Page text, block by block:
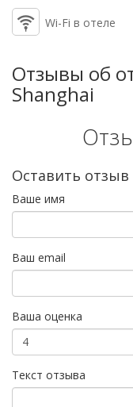
Wi-Fi в отеле
Отзывы об
Shanghai
Оставить отзыв
Ваше имя
Ваш email
Ваша оценка
Текст отзыва